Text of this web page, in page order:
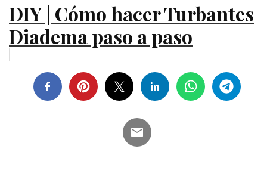
DIY | Cómo hacer Turbantes
Diadema paso a paso